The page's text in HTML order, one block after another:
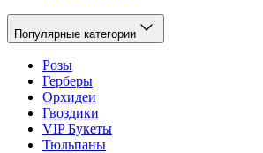
Популярные категории
Розы
Герберы
Орхидеи
Гвоздики
VIP Букеты
Тюльпаны